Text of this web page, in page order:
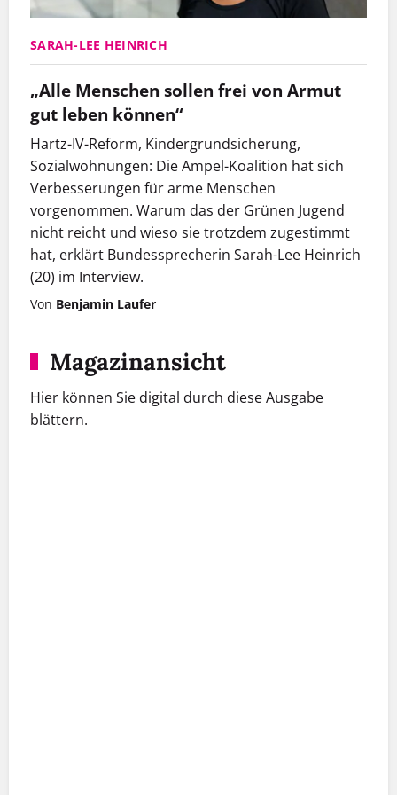
Bundessprecherin Sarah-Lee Heinrich (20) von der
Grünen Jugend im Interview zu Hartz IV,
Kindergrundsicherung und Obdachlosigkeit. Foto: Bernd
Arnold / VISUM
SARAH-LEE HEINRICH
„Alle Menschen sollen frei von Armut
gut leben können“
Hartz-IV-Reform, Kindergrundsicherung,
Sozialwohnungen: Die Ampel-Koalition hat sich
Verbesserungen für arme Menschen
vorgenommen. Warum das der Grünen Jugend
nicht reicht und wieso sie trotzdem zugestimmt
hat, erklärt Bundessprecherin Sarah-Lee Heinrich
(20) im Interview.
Von Benjamin Laufer
Magazinansicht
Hier können Sie digital durch diese Ausgabe
blättern.